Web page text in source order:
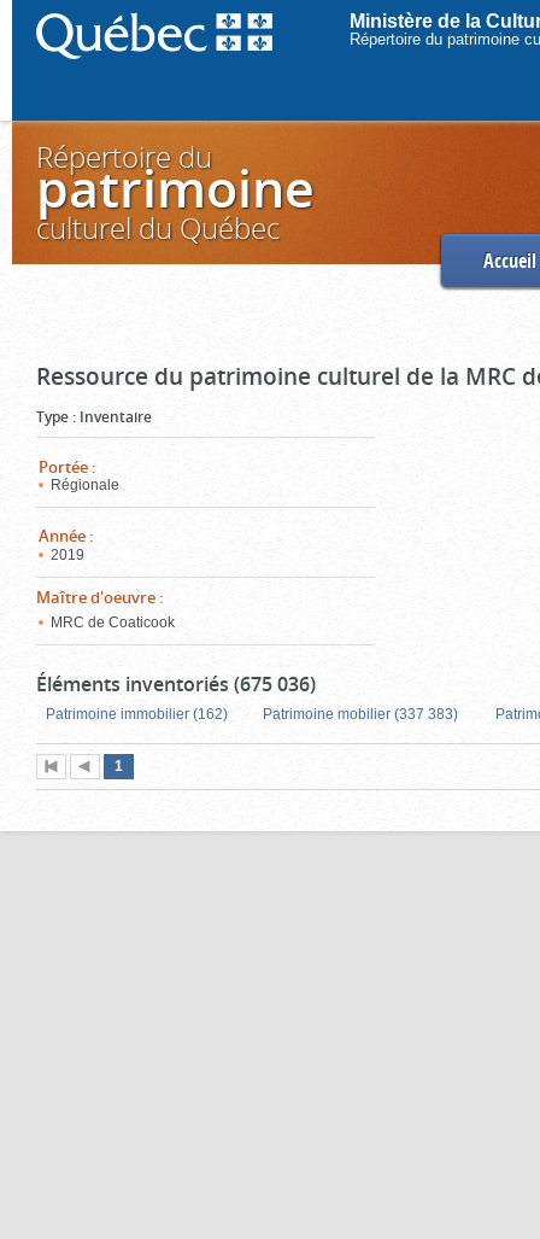
Ministère de la
Répertoire du patrimoine
Répertoire du
patrimoine
culturel du Québec
Accueil
Ressource du patrimoine culturel de la MRC
Type : Inventaire
Portée :
Régionale
Année :
2019
Maître d'oeuvre :
MRC de Coaticook
Éléments inventoriés (675 036)
Patrimoine immobilier (162) Patrimoine mobilier (337 383)
Première
pageprécédente
Page
1
actuelle)